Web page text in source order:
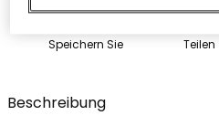
Speichern Sie Teilen
Beschreibung